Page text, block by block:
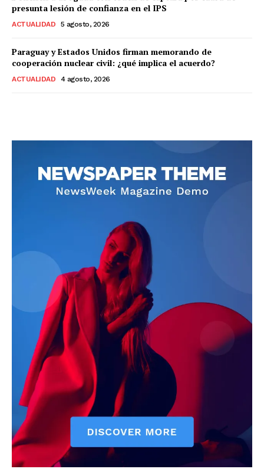
presunta lesión de confianza en el IPS
ACTUALIDAD 5 agosto, 2026
Paraguay y Estados Unidos firman memorando de
cooperación nuclear civil: ¿qué implica el acuerdo?
ACTUALIDAD 4 agosto, 2026